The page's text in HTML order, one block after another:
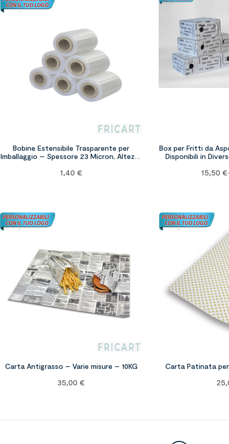
Bobine Estensibile Trasparente per
Imballaggio – Spessore 23 Micron, Altezza
1,40€
Box per Fritti da
Disponibili in
15,50€
Carta Antigrasso – Varie misure – 10KG
35,00€
Carta Patinata